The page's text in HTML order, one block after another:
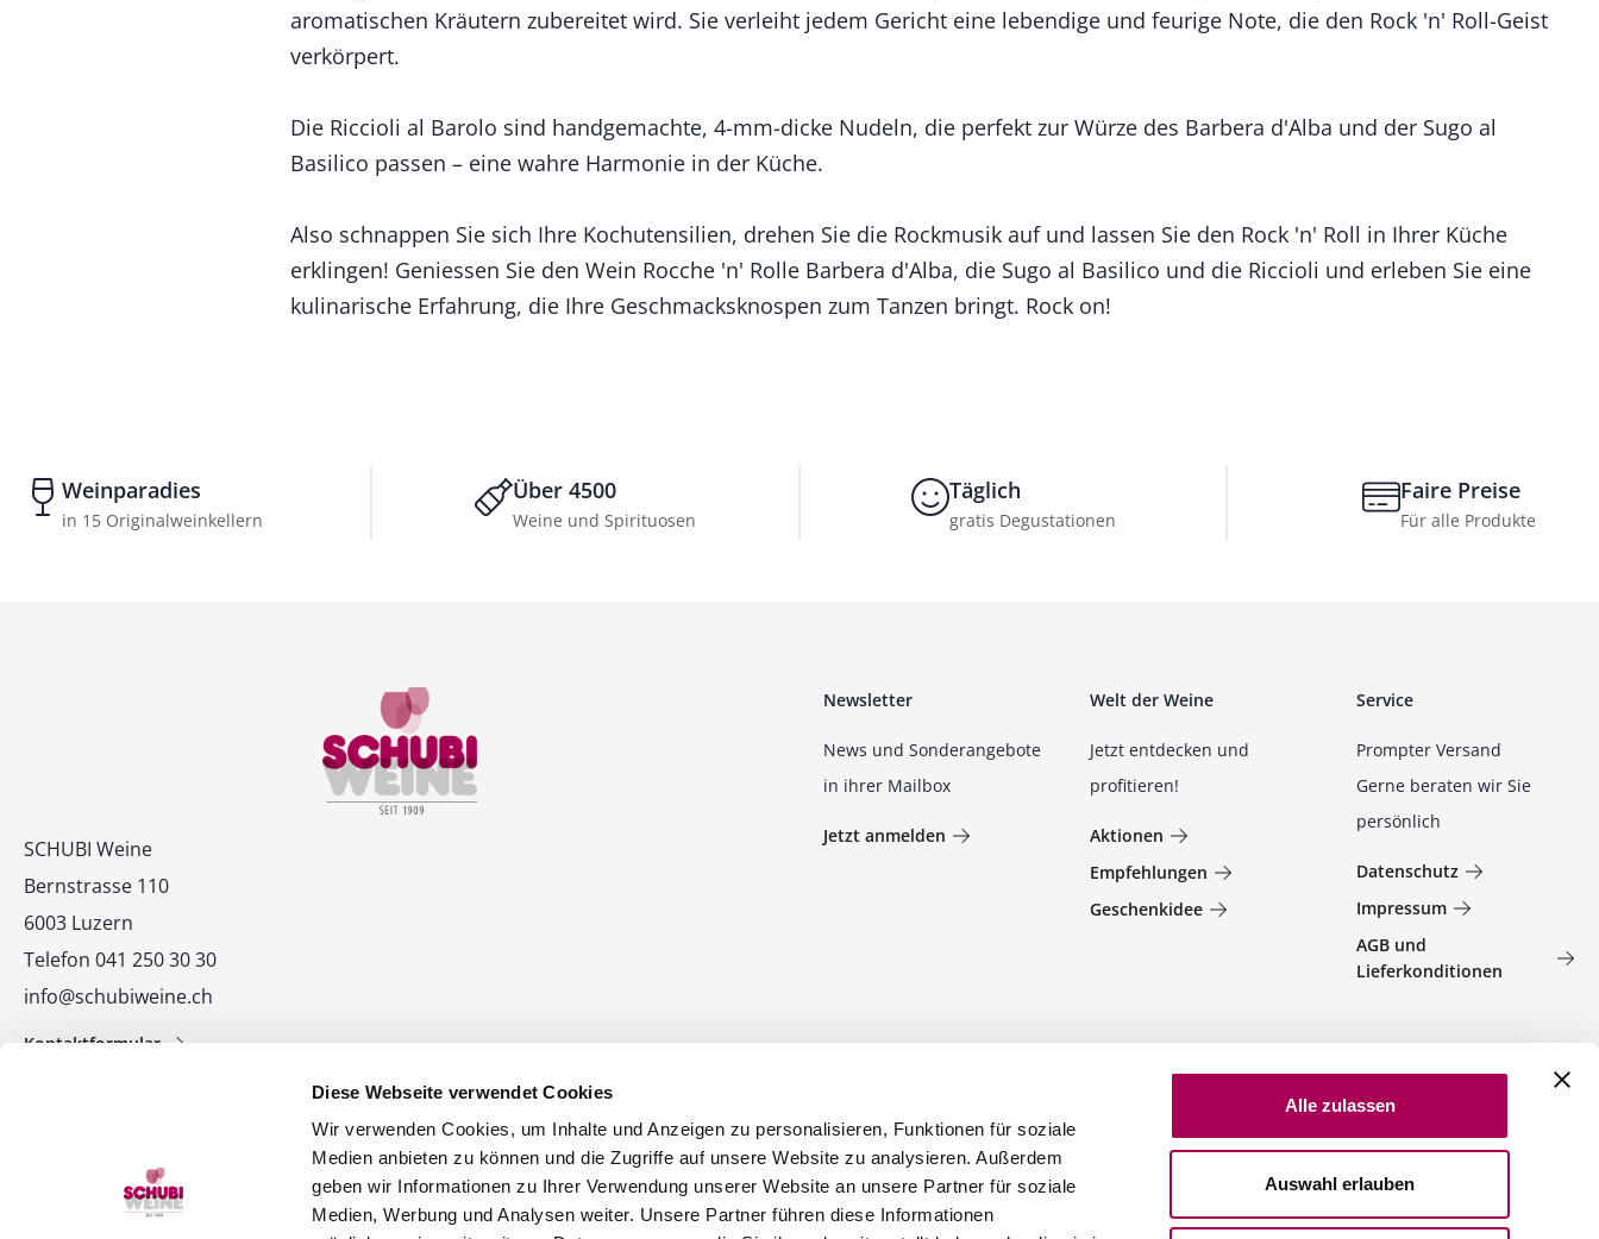
Diese Webseite verwendet Cookies
Wir verwenden Cookies, um Inhalte und Anzeigen zu personalisieren, Funktionen für soziale
Medien anbieten zu können und die Zugriffe auf unsere Website zu analysieren. Außerdem
geben wir Informationen zu Ihrer Verwendung unserer Website an unsere Partner für soziale
Medien, Werbung und Analysen weiter. Unsere Partner führen diese Informationen
Alle zulassen
Auswahl erlauben
aromatischen Kräutern zubereitet wird. Sie verleiht jedem Gericht eine lebendige und feurige Note, die den Rock 'n' Roll-Geist
verkörpert.
Die Riccioli al Barolo sind handgemachte, 4-mm-dicke Nudeln, die perfekt zur Würze des Barbera d'Alba und der Sugo al
Basilico passen – eine wahre Harmonie in der Küche.
Also schnappen Sie sich Ihre Kochutensilien, drehen Sie die Rockmusik auf und lassen Sie den Rock 'n' Roll in Ihrer Küche
erklingen! Geniessen Sie den Wein Rocche 'n' Rolle Barbera d'Alba, die Sugo al Basilico und die Riccioli und erleben Sie eine
kulinarische Erfahrung, die Ihre Geschmacksknospen zum Tanzen bringt. Rock on!
Weinparadies
in 15 Originalweinkellern
Über 4500
Weine und Spirituosen
Täglich
gratis Degustationen
Faire Preise
Für alle Produkte
Kontakt
SCHUBI Weine
Bernstrasse 110
6003 Luzern
Telefon 041 250 30 30
info@schubiweine.ch
Kontaktformular
Newsletter
News und Sonderangebote
in ihrer Mailbox
Jetzt anmelden
Welt der Weine
Jetzt entdecken und
profitieren!
Aktionen
Empfehlungen
Geschenkidee
Service
Prompter Versand
Gerne beraten wir Sie
persönlich
Datenschutz
Impressum
AGB und
Lieferkonditionen